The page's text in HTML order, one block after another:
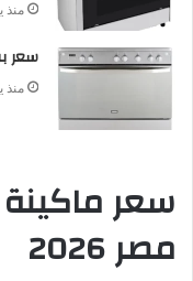
منذ
سعر
منذ
سعر
مصر 2026